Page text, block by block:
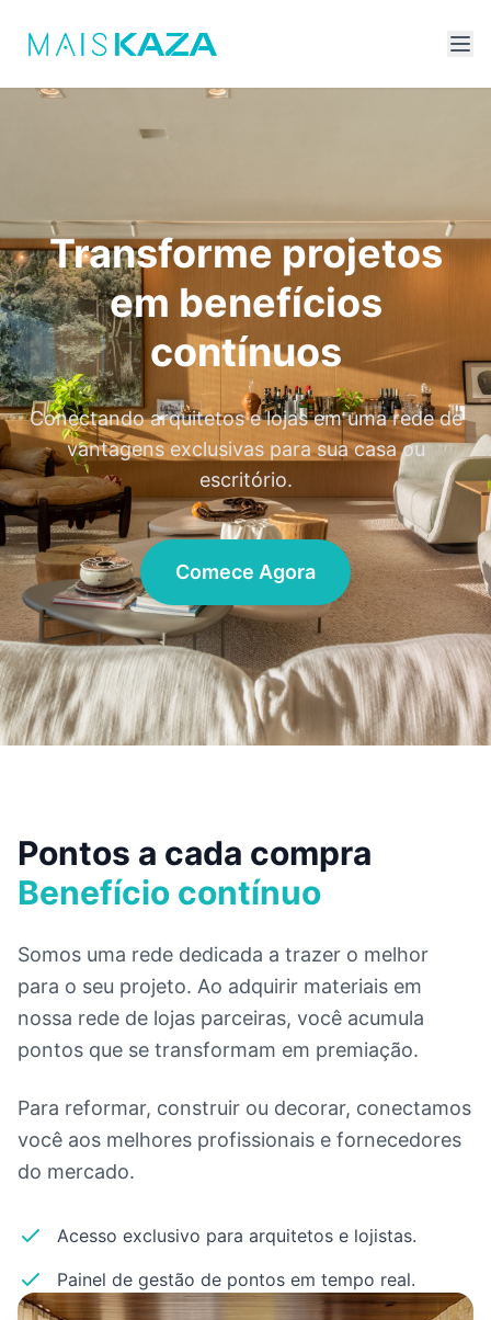
Transforme projetos
em benefícios
contínuos
Conectando arquitetos e lojas em uma rede de
vantagens exclusivas para sua casa ou
escritório.
Comece Agora
Pontos a cada compra
Benefício contínuo
Somos uma rede dedicada a trazer o melhor
para o seu projeto. Ao adquirir materiais em
nossa rede de lojas parceiras, você acumula
pontos que se transformam em premiação.
Para reformar, construir ou decorar, conectamos
você aos melhores profissionais e fornecedores
do mercado.
Acesso exclusivo para arquitetos e lojistas.
Painel de gestão de pontos em tempo real.